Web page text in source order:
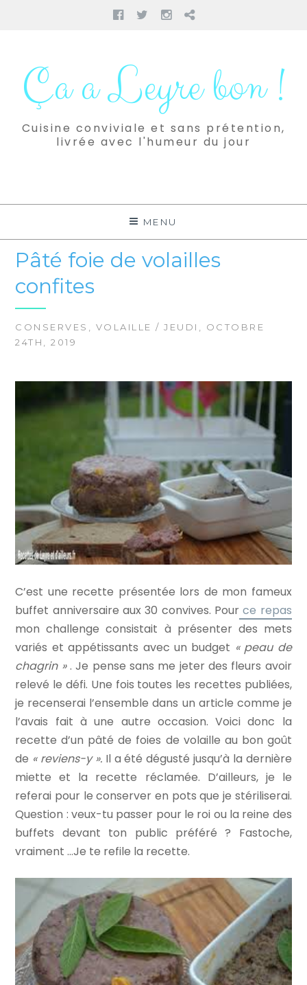
Facebook
TwitterInstagram
Pinterest
contenuÇa a Leyre bon !
Cuisine conviviale et sans prétention,
livrée avec l'humeur du jour
MENU
Pâté foie de volailles
confites
CONSERVES VOLAILLE / JEUDI, OCTOBRE
24TH, 2019
C’est une recette présentée lors de mon fameux
buffet anniversaire aux 30 convives. Pource repas
mon challenge consistait à présenter des mets
variés et appétissants avec un budget « peau de
chagrin ». Je pense sans me jeter des fleurs avoir
relevé le défi. Une fois toutes les recettes publiées,
je recenserai l’ensemble dans un article comme je
l’avais fait à une autre occasion. Voici donc la
recette d’un pâté de foies de volaille au bon goût
de « reviens-y ».Il a été dégusté jusqu’à la dernière
miette et la recette réclamée. D’ailleurs, je le
referai pour le conserver en pots que je stériliserai.
Question : veux-tu passer pour le roi ou la reine des
buffets devant ton public préféré ? Fastoche,
vraiment …Je te refile la recette.